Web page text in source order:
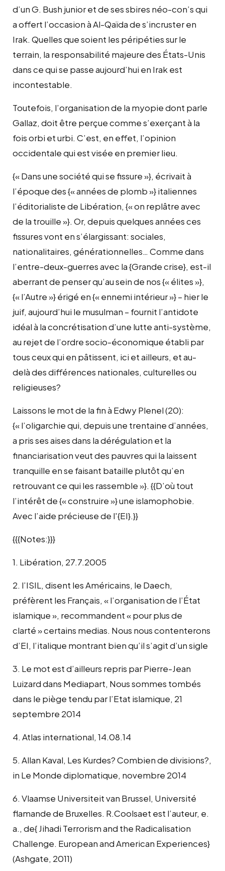
d’un G. Bush junior et de ses sbires néo-con’s qui
a offert l’occasion à Al-Qaïda de s’incruster en
Irak. Quelles que soient les péripéties sur le
terrain, la responsabilité majeure des États-Unis
dans ce qui se passe aujourd’hui en Irak est
incontestable.
Toutefois, l’organisation de la myopie dont parle
Gallaz, doit être perçue comme s’exerçant à la
fois orbi et urbi. C’est, en effet, l’opinion
occidentale qui est visée en premier lieu.
{« Dans une société qui se fissure »}, écrivait à
l’époque des {« années de plomb »} italiennes
l’éditorialiste de Libération, {« on replâtre avec
de la trouille »}. Or, depuis quelques années ces
fissures vont en s’élargissant: sociales,
nationalitaires, générationnelles… Comme dans
l’entre-deux-guerres avec la {Grande crise}, est-il
aberrant de penser qu’au sein de nos {« élites »},
{« l’Autre »} érigé en {« ennemi intérieur »} – hier le
juif, aujourd’hui le musulman – fournit l’antidote
idéal à la concrétisation d’une lutte anti-système,
au rejet de l’ordre socio-économique établi par
tous ceux qui en pâtissent, ici et ailleurs, et au-
delà des différences nationales, culturelles ou
religieuses?
Laissons le mot de la fin à Edwy Plenel (20):
{« l’oligarchie qui, depuis une trentaine d’années,
a pris ses aises dans la dérégulation et la
financiarisation veut des pauvres qui la laissent
tranquille en se faisant bataille plutôt qu’en
retrouvant ce qui les rassemble »}. {{D’où tout
l’intérêt de {« construire »} une islamophobie.
Avec l’aide précieuse de l'{EI}.}}
{{{Notes:}}}
1. Libération, 27.7.2005
2. l’ISIL, disent les Américains, le Daech,
préfèrent les Français, « l’organisation de l’État
islamique », recommandent « pour plus de
clarté » certains medias. Nous nous contenterons
d’EI, l’italique montrant bien qu’il s’agit d’un sigle
3. Le mot est d’ailleurs repris par Pierre-Jean
Luizard dans Mediapart, Nous sommes tombés
dans le piège tendu par l’Etat islamique, 21
septembre 2014
4. Atlas international, 14.08.14
5. Allan Kaval, Les Kurdes? Combien de divisions?,
in Le Monde diplomatique, novembre 2014
6. Vlaamse Universiteit van Brussel, Université
flamande de Bruxelles. R.Coolsaet est l’auteur, e.
a., de{ Jihadi Terrorism and the Radicalisation
Challenge. European and American Experiences}
(Ashgate, 2011)